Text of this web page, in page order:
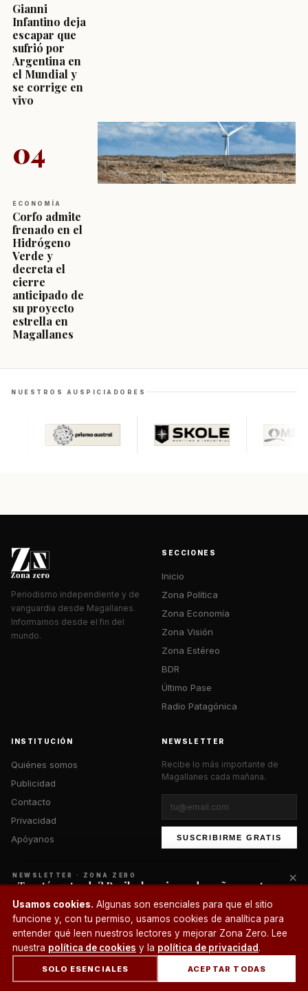
Gianni
Infantino deja
escapar que
sufrió por
Argentina en
el Mundial y
se corrige en
vivo
04
ECONOMÍA
Corfo admite
frenado en el
Hidrógeno
Verde y
decreta el
cierre
anticipado de
su proyecto
estrella en
Magallanes
NUESTROS AUSPICIADORES
Periodismo independiente y de
vanguardia desde Magallanes.
Informamos desde el fin del
mundo.
SECCIONES
Inicio
Zona Política
Zona Economía
Zona Visión
Zona Estéreo
BDR
Último Pase
Radio Patagónica
INSTITUCIÓN
Quiénes somos
Publicidad
Contacto
Privacidad
Apóyanos
NEWSLETTER
Recibe lo más importante de
Magallanes cada mañana.
SUSCRIBIRME GRATIS
© 2026 Zona Zero Media. Todos los derechos reservados.
Usamos cookies. Algunas son esenciales para que el sitio
funcione y, con tu permiso, usamos cookies de analítica para
entender qué leen nuestros lectores y mejorar Zona Zero. Lee
nuestra política de cookies y la política de privacidad.
SOLO ESENCIALES ACEPTAR TODAS
¿Un café?
INICIO SECCIONES BUSCAR CUENTA
NEWSLETTER · ZONA ZERO
¿Te está gustando? Recibe lo mejor cada mañana en tu
correo.
SUSCRIBIRME
×